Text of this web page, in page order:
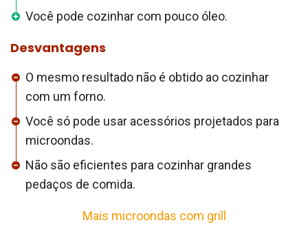
Você pode cozinhar com pouco óleo.
Desvantagens
O mesmo resultado não é obtido ao cozinhar
com um forno.
Você só pode usar acessórios projetados para
microondas.
Não são eficientes para cozinhar grandes
pedaços de comida.
Mais microondas com grill